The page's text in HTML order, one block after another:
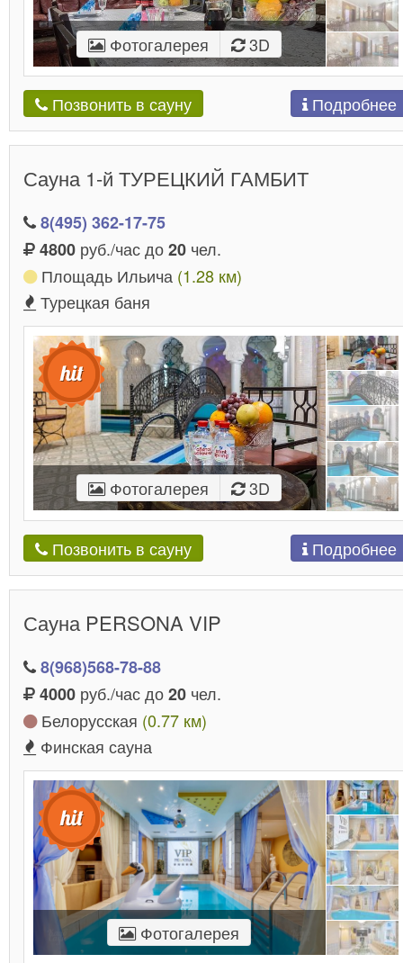
Фотогалерея 3D
Позвонить в сауну Подробнее
Сауна 1-й ТУРЕЦКИЙ ГАМБИТ
8(495) 362-17-75
4800 руб./час до20 чел.
Площадь Ильича (1.28 км)
Турецкая баня
Фотогалерея 3D
Позвонить в сауну Подробнее
Сауна PERSONA VIP
8(968)568-78-88
4000 руб./час до20 чел.
Белорусская (0.77 км)
Финская сауна
Фотогалерея